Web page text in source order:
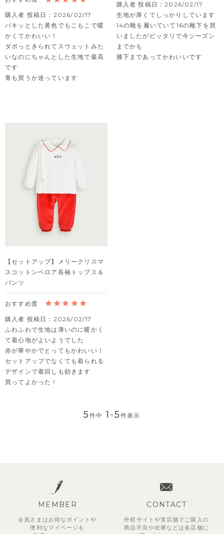
購入者 投稿日
2026/02/17
パキッとした黄色でもこもこで暖
かくてかわいい！
ダボっときられてスウェットみた
いなのにちゃんとした生地で最高
です
青も買うか迷っています
購入者 投稿日
2026/02/17
生地が厚くてしっかりしています
14の靴を履いていて16の靴下を買
いましたがピッタリで今シーズン
までかも
膝下まであってかわいいです
【セットアップ】メリークリスマ
スコットンベロア長袖トップス＆
パンツ
購入者 投稿日
2026/02/17
ふわふわで生地は薄いのに暖かく
て着心地がよいようでした
赤が華やかでとってもかわいい！
セットアップでなくても着られる
デザインで着回しも効きます
買ってよかった！
5件中 1 -5 件表示
MEMBER
会員さまはお得なポイントや
便利な マイページを
CONTACT
外部サイトや実店舗でご購入の
商品不良や在庫などは各店舗に